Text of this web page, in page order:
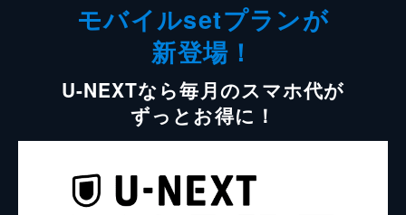
モバイルsetプランが
新登場！
U-NEXTなら毎月のスマホ代が
ずっとお得に！